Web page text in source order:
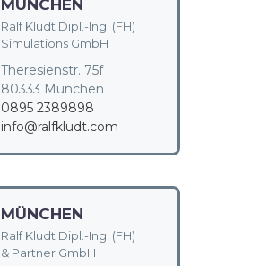
MÜNCHEN
Ralf Kludt Dipl.-Ing. (FH)
Simulations GmbH
Theresienstr. 75f
80333 München
0895 2389898
info@ralfkludt.com
MÜNCHEN
Ralf Kludt Dipl.-Ing. (FH)
& Partner GmbH